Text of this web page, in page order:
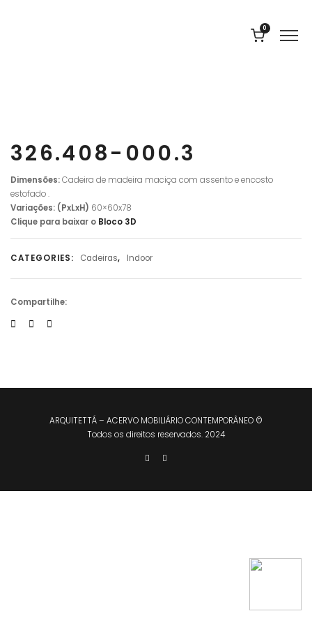
0
326.408-000.3
Dimensões:Cadeira de madeira maciça com assento e encosto
estofado .
Variações: (PxLxH) 60×60x78
Clique para baixar o Bloco 3D
CATEGORIES: Cadeiras, Indoor
Compartilhe:
ARQUITETTÁ – ACERVO MOBILIÁRIO CONTEMPORÂNEO ©
Todos os direitos reservados. 2024